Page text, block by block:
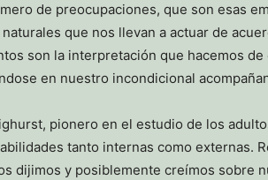
de preocupaciones, que son esas
que nos llevan a actuar de
son la interpretación que hacemos
en nuestro incondicional
pionero en el estudio de los
tanto internas como externas.
dijimos y posiblemente creímos sobre